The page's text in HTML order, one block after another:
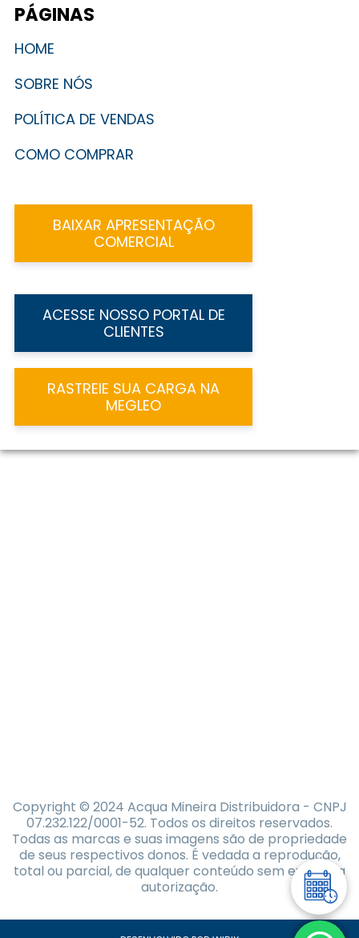
PÁGINAS
HOME
SOBRE NÓS
POLÍTICA DE VENDAS
COMO COMPRAR
BAIXAR APRESENTAÇÃO
COMERCIAL
ACESSE NOSSO PORTAL DE
CLIENTES
RASTREIE SUA CARGA NA
MEGLEO
Copyright © 2024 Acqua Mineira Distribuidora - CNPJ
07.232.122/0001-52. Todos os direitos reservados.
Todas as marcas e suas imagens são de propriedade
de seus respectivos donos. É vedada a reprodução,
total ou parcial, de qualquer conteúdo sem expressa
autorização.